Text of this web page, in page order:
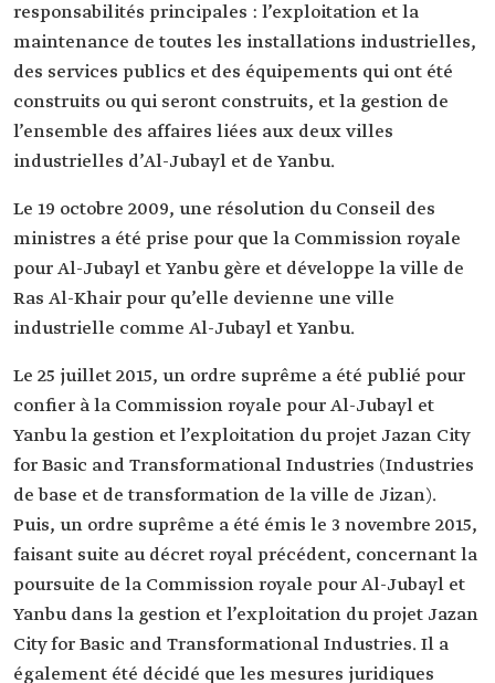
responsabilités principales : l’exploitation et la
maintenance de toutes les installations industrielles,
des services publics et des équipements qui ont été
construits ou qui seront construits, et la gestion de
l’ensemble des affaires liées aux deux villes
industrielles d’Al-Jubayl et de Yanbu.
Le 19 octobre 2009, une résolution du Conseil des
ministres a été prise pour que la Commission royale
pour Al-Jubayl et Yanbu gère et développe la ville de
Ras Al-Khair pour qu’elle devienne une ville
industrielle comme Al-Jubayl et Yanbu.
Le 25 juillet 2015, un ordre suprême a été publié pour
confier à la Commission royale pour Al-Jubayl et
Yanbu la gestion et l’exploitation du projet Jazan City
for Basic and Transformational Industries (Industries
de base et de transformation de la ville de Jizan).
Puis, un ordre suprême a été émis le 3 novembre 2015,
faisant suite au décret royal précédent, concernant la
poursuite de la Commission royale pour Al-Jubayl et
Yanbu dans la gestion et l’exploitation du projet Jazan
City for Basic and Transformational Industries. Il a
également été décidé que les mesures juridiques